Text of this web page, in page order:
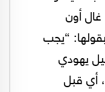
أون
“يجب
33 الف قتيل يهودي
قتلوا في أيلول/سبتمبر 1941، أي قبل